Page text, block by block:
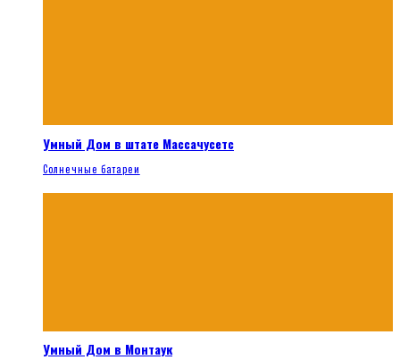
Умный Дом в штате Массачусетс
Солнечные батареи
Умный Дом в Монтаук